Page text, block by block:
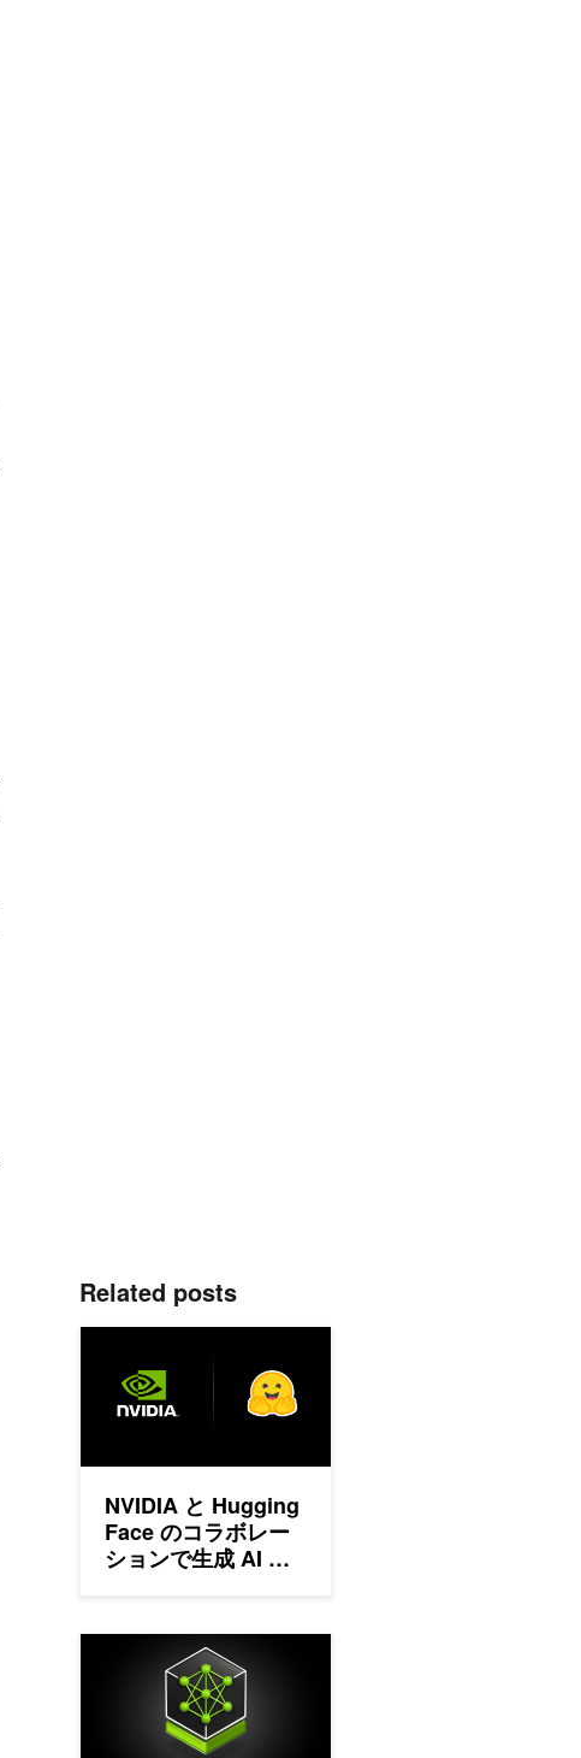
Related posts
NVIDIA と Hugging
Face のコラボレー
ションで生成 AI モ
本番環境への AI モデルのデプロイを効率化する NVIDIA NIM